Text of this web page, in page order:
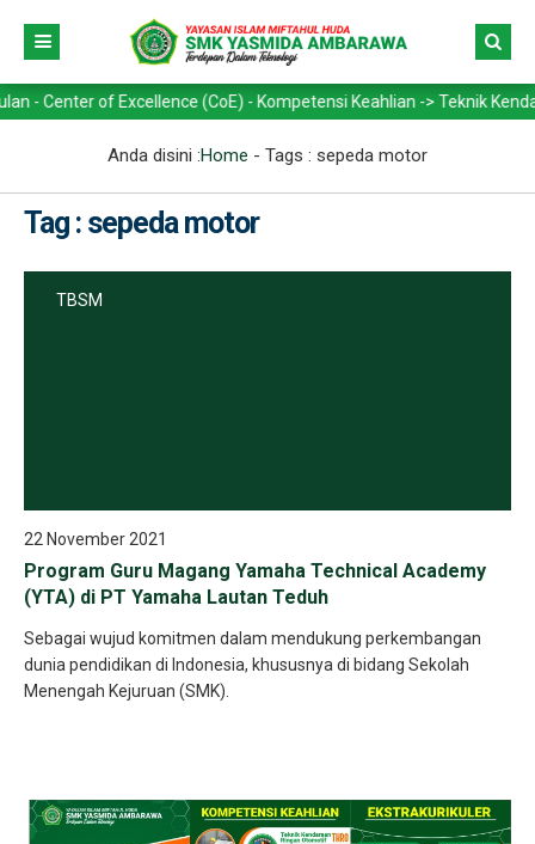
Center of Excellence (CoE) - Kompetensi Keahlian -> Teknik
Anda disini :Home - Tags : sepeda motor
Tag : sepeda motor
TBSM
22 November 2021
Program Guru Magang Yamaha Technical Academy
(YTA) di PT Yamaha Lautan Teduh
Sebagai wujud komitmen dalam mendukung perkembangan
dunia pendidikan di Indonesia, khususnya di bidang Sekolah
Menengah Kejuruan (SMK).